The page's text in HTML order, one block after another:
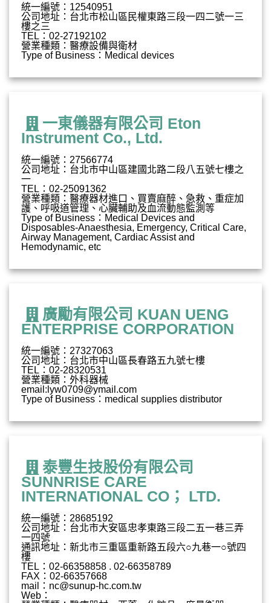
統一編號：12540951
公司地址：台北市松山區民權東路三段一四二號一三
樓之三
TEL：02-27192102
營業種類：醫療設備與衛材
Type of Business：Medical devices
一東儀器有限公司 Eton
Instrument Co., Ltd.
統一編號：27566774
公司地址：台北市中山區建國北路二段八五號七樓之
一
TEL：02-25091362
營業種類：醫療器材進口、買賣麻醉、急救、重症加
護、呼吸道管理、心臟輔助及血流動態監測等
Type of Business：Medical Devices and
Disposables-Anaesthesia, Emergency, Critical Care,
Airway Management, Cardiac Assist and
Hemodynamic, etc
廣勵有限公司 KUAN UENG
ENTERPRISE CORPORATION
統一編號：27327063
公司地址：台北市中山區長春路五九號七樓
TEL：02-28320531
營業種類：外科器械
email: lyw0709@ymail.com
Type of Business：medical supplies distributor
泰豐生技股份有限公司
SUNNRISE CARE
INTERNATIONAL CO； LTD.
統一編號：28685192
公司地址：台北市大安區忠孝東路三段二五一巷三弄
一四號
通訊地址：新北市三重區重新路五段六○九巷一○號四
樓
TEL：02-66358858 . 02-66358789
FAX：02-66357668
mail： nc@sunup-hc.com.tw
Web：